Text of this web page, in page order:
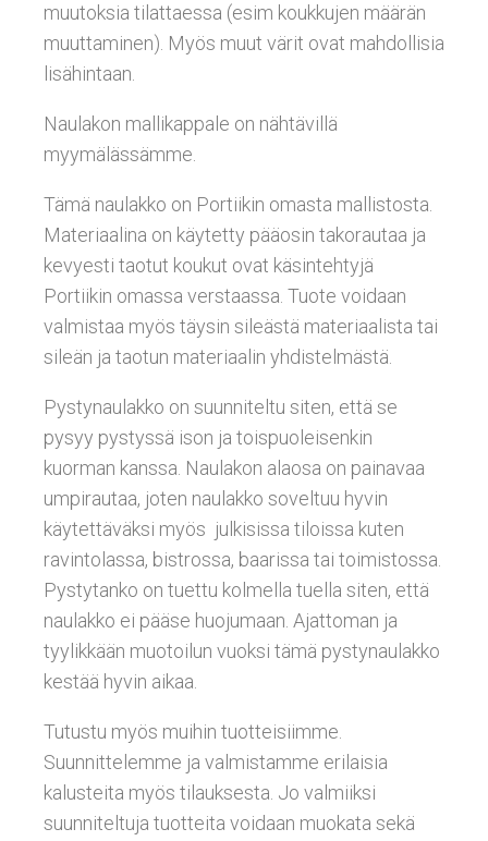
muutoksia tilattaessa (esim koukkujen määrän
muuttaminen). Myös muut värit ovat mahdollisia
lisähintaan.
Naulakon mallikappale on nähtävillä
myymälässämme.
Tämä naulakko on Portiikin omasta mallistosta.
Materiaalina on käytetty pääosin takorautaa ja
kevyesti taotut koukut ovat käsintehtyjä
Portiikin omassa verstaassa. Tuote voidaan
valmistaa myös täysin sileästä materiaalista tai
sileän ja taotun materiaalin yhdistelmästä.
Pystynaulakko on suunniteltu siten, että se
pysyy pystyssä ison ja toispuoleisenkin
kuorman kanssa. Naulakon alaosa on painavaa
umpirautaa, joten naulakko soveltuu hyvin
käytettäväksi myös julkisissa tiloissa kuten
ravintolassa, bistrossa, baarissa tai toimistossa.
Pystytanko on tuettu kolmella tuella siten, että
naulakko ei pääse huojumaan. Ajattoman ja
tyylikkään muotoilun vuoksi tämä pystynaulakko
kestää hyvin aikaa.
Tutustu myös muihin tuotteisiimme.
Suunnittelemme ja valmistamme erilaisia
kalusteita myös tilauksesta. Jo valmiiksi
suunniteltuja tuotteita voidaan muokata sekä